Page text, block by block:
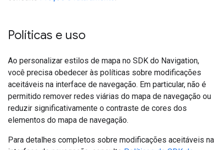
Políticas e uso
Ao personalizar estilos de mapa no SDK do Navigation,
você precisa obedecer às políticas sobre modificações
aceitáveis na interface de navegação. Em particular, não é
permitido remover redes viárias do mapa de navegação ou
reduzir significativamente o contraste de cores dos
elementos do mapa de navegação.
Para detalhes completos sobre modificações aceitáveis na